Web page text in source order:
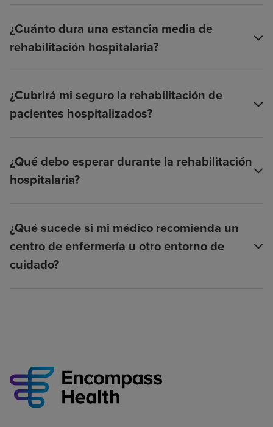
¿Cuánto dura una estancia media de
rehabilitación hospitalaria?
¿Cubrirá mi seguro la rehabilitación de
pacientes hospitalizados?
¿Qué debo esperar durante la rehabilitación
hospitalaria?
¿Qué sucede si mi médico recomienda un
centro de enfermería u otro entorno de
cuidado?